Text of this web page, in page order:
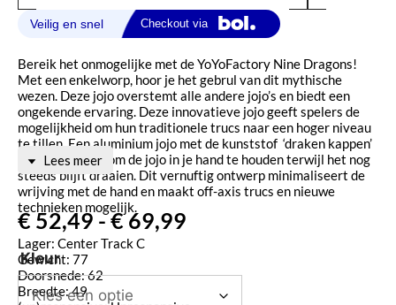
Bereik het onmogelijke met de YoYoFactory Nine Dragons!
Met een enkelworp, hoor je het gebrul van dit mythische
wezen. Deze jojo overstemt alle andere jojo’s en biedt een
ongekende ervaring. Deze innovatieve jojo geeft spelers de
mogelijkheid om hun traditionele trucs naar een hoger niveau
te tillen. Een aluminium jojo met de kunststof ‘draken kappen’
stelt je in staat om de jojo in je hand te houden terwijl het nog
steeds blijft draaien. Dit vernuftig ontwerp minimaliseert de
wrijving met de hand en maakt off-axis trucs en nieuwe
technieken mogelijk.
Lager: Center Track C
Gewicht: 77
Doorsnede: 62
Breedte: 49
Lees meer
€52,49 -€69,99
Kleur